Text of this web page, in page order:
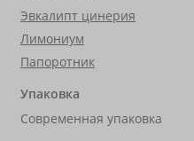
Эвкалипт цинерия
Лимониум
Папоротник
Упаковка
Современная упаковка